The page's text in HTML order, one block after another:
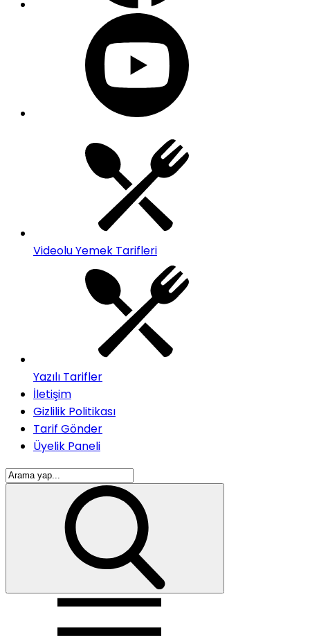
Videolu Yemek Tarifleri
Yazılı Tarifler
İletişim
Gizlilik Politikası
Tarif Gönder
Üyelik Paneli